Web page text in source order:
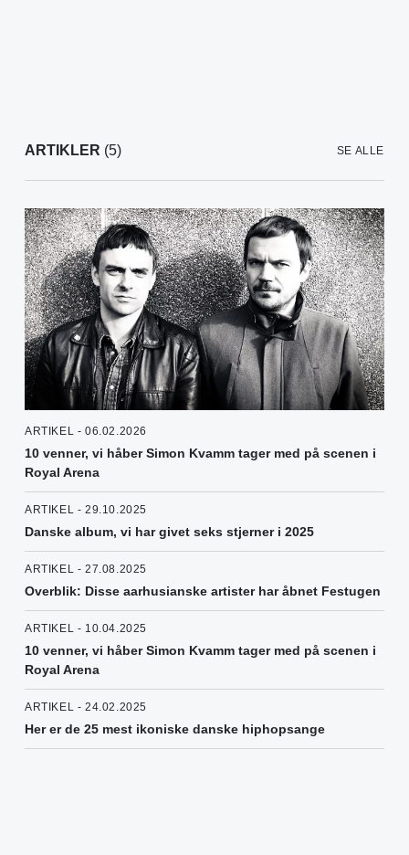
ARTIKLER (5) SE ALLE
ARTIKEL - 06.02.2026
10 venner, vi håber Simon Kvamm tager med på scenen i
Royal Arena
ARTIKEL - 29.10.2025
Danske album, vi har givet seks stjerner i 2025
ARTIKEL - 27.08.2025
Overblik: Disse aarhusianske artister har åbnet Festugen
ARTIKEL - 10.04.2025
10 venner, vi håber Simon Kvamm tager med på scenen i
Royal Arena
ARTIKEL - 24.02.2025
Her er de 25 mest ikoniske danske hiphopsange